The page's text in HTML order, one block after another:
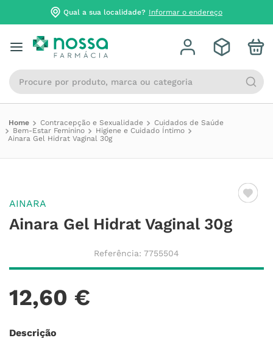
Qual a sua localidade? Informar o endereço
Procure por produto, marca ou categoria
Contracepção e Sexualidade
Cuidados de Saúde
Bem-Estar Feminino
Higiene e Cuidado Íntimo
Ainara Gel Hidrat Vaginal 30g
AINARA
Ainara Gel Hidrat Vaginal 30g
Referência: 7755504
12,60 €
Descrição